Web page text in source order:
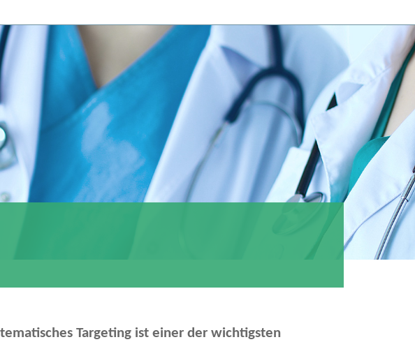
Targeting ist einer der wichtigsten